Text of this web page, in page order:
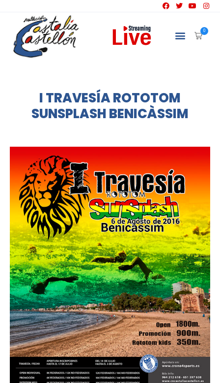
0
I TRAVESÍA ROTOTOM
SUNSPLASH BENICÀSSIM